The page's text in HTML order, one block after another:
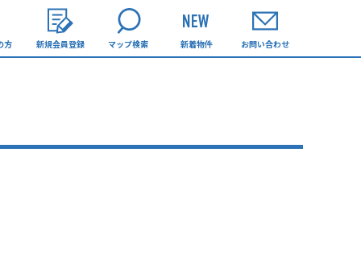
方 新規会員登録 マップ検索 新着物件 お問い合わせ